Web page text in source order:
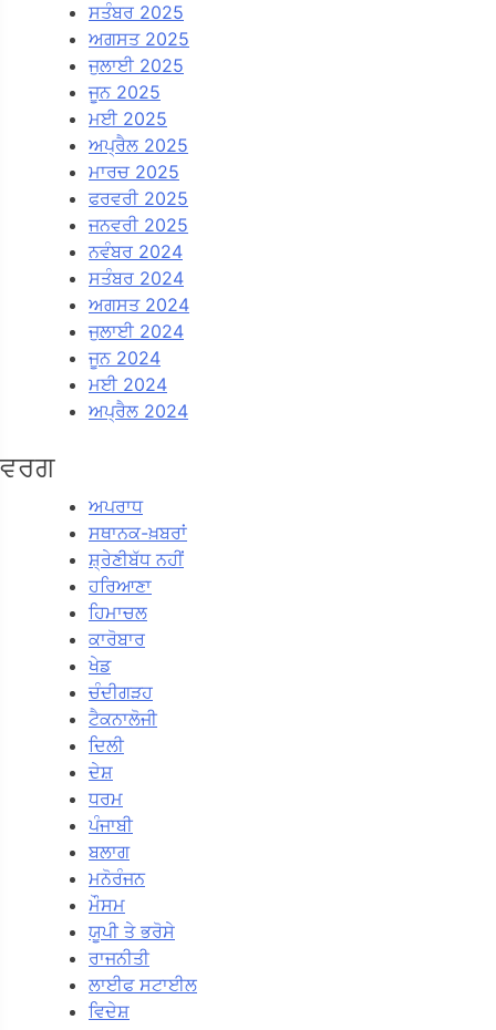
ਸਤੰਬਰ 2025
ਅਗਸਤ 2025
ਜੁਲਾਈ 2025
ਜੂਨ 2025
ਮਈ 2025
ਅਪ੍ਰੈਲ 2025
ਮਾਰਚ 2025
ਫਰਵਰੀ 2025
ਜਨਵਰੀ 2025
ਨਵੰਬਰ 2024
ਸਤੰਬਰ 2024
ਅਗਸਤ 2024
ਜੁਲਾਈ 2024
ਜੂਨ 2024
ਮਈ 2024
ਅਪ੍ਰੈਲ 2024
ਵਰਗ
ਅਪਰਾਧ
ਸਥਾਨਕ-ਖ਼ਬਰਾਂ
ਸ਼੍ਰੇਣੀਬੱਧ ਨਹੀਂ
ਹਰਿਆਣਾ
ਹਿਮਾਚਲ
ਕਾਰੋਬਾਰ
ਖੇਡ
ਚੰਦੀਗੜਹ
ਟੈਕਨਾਲੋਜੀ
ਦਿਲੀ
ਦੇਸ਼
ਧਰਮ
ਪੰਜਾਬੀ
ਬਲਾਗ
ਮਨੋਰੰਜਨ
ਮੌਸਮ
ਯੂਪੀ ਤੇ ਭਰੋਸੇ
ਰਾਜਨੀਤੀ
ਲਾਈਫ ਸਟਾਈਲ
ਵਿਦੇਸ਼